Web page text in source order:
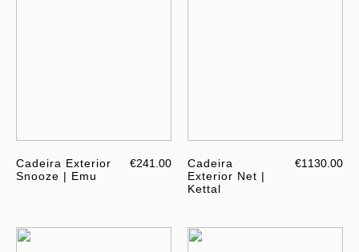
Cadeira Exterior
Snooze | Emu
€241.00
Cadeira
Exterior Net |
Kettal
€1130.00